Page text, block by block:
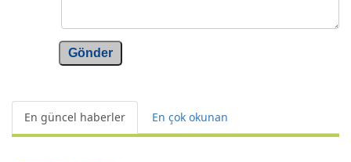
Gönder
En güncel haberler En çok okunan